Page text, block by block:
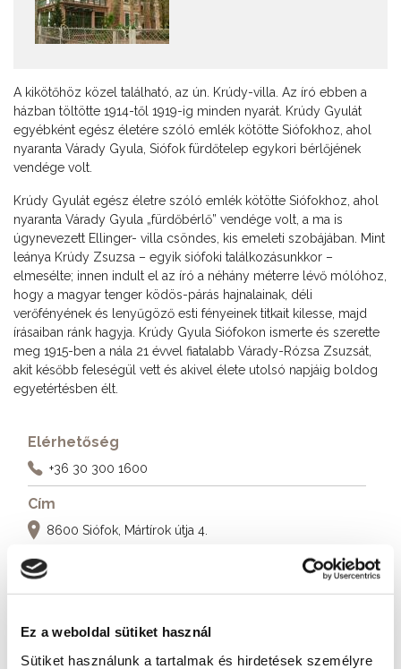
Ez a weboldal sütiket használ
Sütiket használunk a tartalmak és hirdetések személyre
A kikötőhöz közel található, az ún. Krúdy-villa. Az író ebben a
házban töltötte 1914-től 1919-ig minden nyarát. Krúdy Gyulát
egyébként egész életére szóló emlék kötötte Siófokhoz, ahol
nyaranta Várady Gyula, Siófok fürdőtelep egykori bérlőjének
vendége volt.
Krúdy Gyulát egész életre szóló emlék kötötte Siófokhoz, ahol
nyaranta Várady Gyula „fürdőbérlő” vendége volt, a ma is
úgynevezett Ellinger- villa csöndes, kis emeleti szobájában. Mint
leánya Krúdy Zsuzsa – egyik siófoki találkozásunkkor –
elmesélte; innen indult el az író a néhány méterre lévő mólóhoz,
hogy a magyar tenger ködös-párás hajnalainak, déli
verőfényének és lenyűgöző esti fényeinek titkait kilesse, majd
írásaiban ránk hagyja. Krúdy Gyula Siófokon ismerte és szerette
meg 1915-ben a nála 21 évvel fiatalabb Várady-Rózsa Zsuzsát,
akit később feleségül vett és akivel élete utolsó napjáig boldog
egyetértésben élt.
Elérhetőség
+36 30 300 1600
Cím
8600 Siófok, Mártírok útja 4.
További szálláshelyek